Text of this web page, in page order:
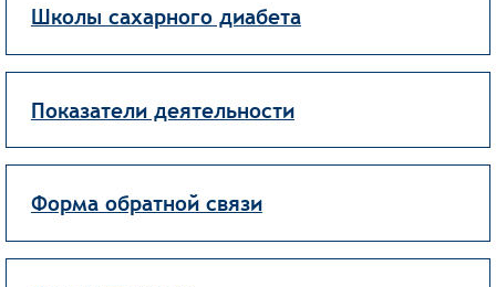
Школы сахарного диабета
Показатели деятельности
Форма обратной связи